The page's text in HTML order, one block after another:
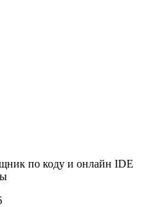
по коду и онлайн IDE